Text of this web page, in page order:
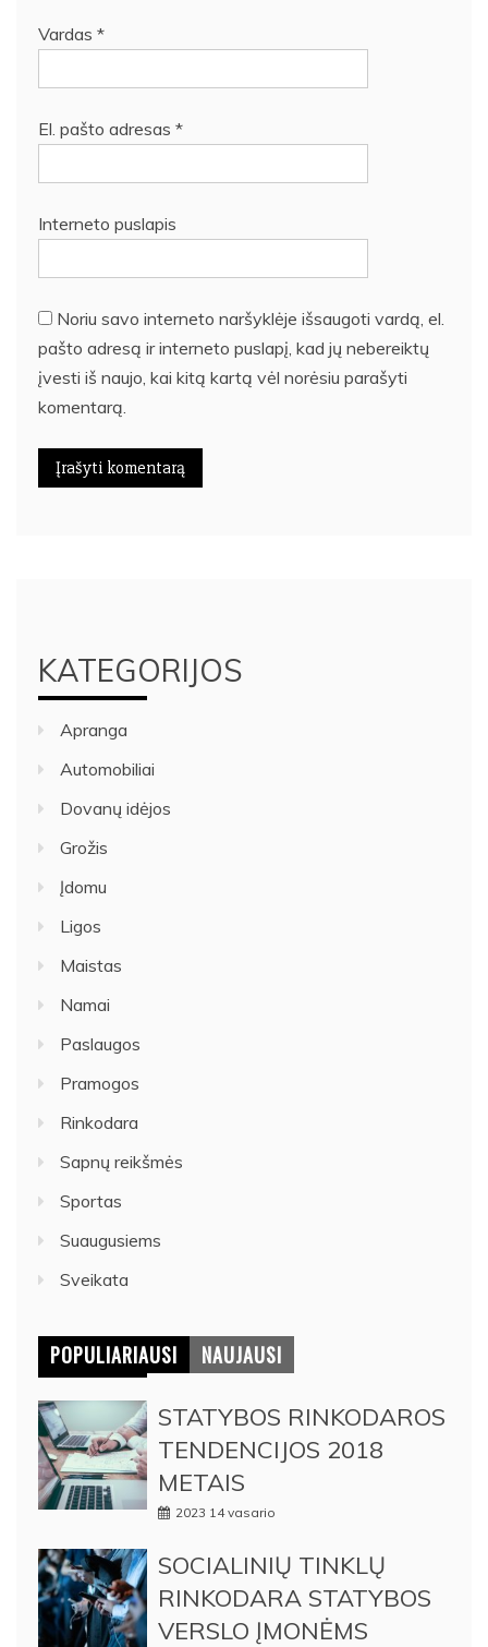
Vardas *
El. pašto adresas *
Interneto puslapis
Noriu savo interneto naršyklėje išsaugoti vardą, el.
pašto adresą ir interneto puslapį, kad jų nebereiktų
įvesti iš naujo, kai kitą kartą vėl norėsiu parašyti
komentarą.
KATEGORIJOS
Apranga
Automobiliai
Dovanų idėjos
Grožis
Įdomu
Ligos
Maistas
Namai
Paslaugos
Pramogos
Rinkodara
Sapnų reikšmės
Sportas
Suaugusiems
Sveikata
POPULIARIAUSI NAUJAUSI
STATYBOS RINKODAROS
TENDENCIJOS 2018
METAIS
2023 14 vasario
SOCIALINIŲ TINKLŲ
RINKODARA STATYBOS
VERSLO ĮMONĖMS